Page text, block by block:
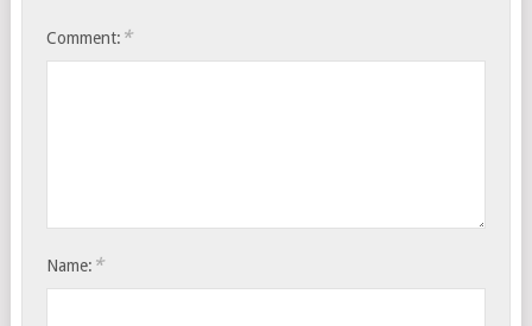
Comment: *
Name: *